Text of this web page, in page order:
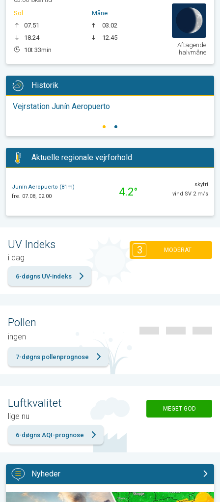
Sol
07.51
18.24
10t 33min
Måne
03.02
12.45
Aftagende
halvmåne
Historik
Vejrstation Junín Aeropuerto
Aktuelle regionale vejrforhold
Junín Aeropuerto (81m)
fre. 07.08, 02.00
4.2°
skyfri
vind SV 2 m/s
UV Indeks
i dag
3 MODERAT
6-døgns UV-indeks
Pollen
ingen
7-døgns pollenprognose
Luftkvalitet
lige nu
MEGET GOD
6-døgns AQI-prognose
Nyheder
Skovbrande hærger også i Sydøsteuropa. Hed varme og